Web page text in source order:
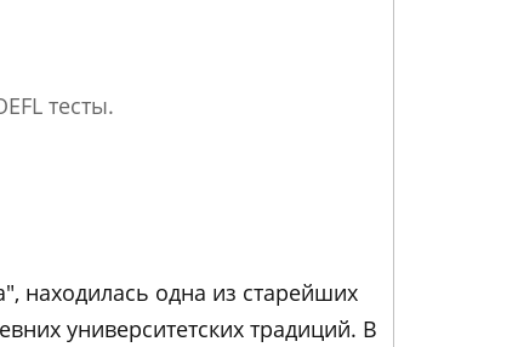
тесты.
находилась одна из старейших
университетских традиций. В